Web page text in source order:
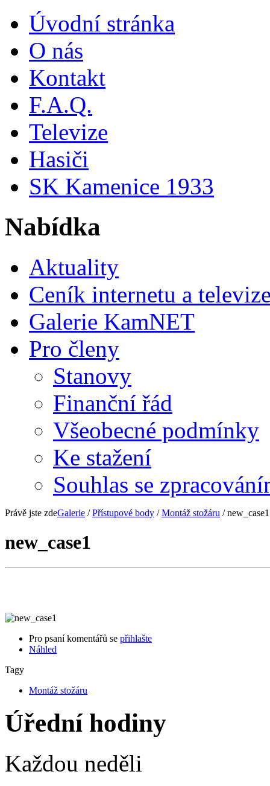
Úvodní stránka
O nás
Kontakt
F.A.Q.
Televize
Hasiči
SK Kamenice 1933
Nabídka
Aktuality
Ceník internetu a
Galerie KamNET
Pro členy
Stanovy
Finanční řád
Všeobecné podmínky
Ke stažení
Souhlas se
Právě jste zdeGalerie /Přístupové body /Montáž stožáru / new_case1
new_case1
Pro psaní komentářů se přihlašte
Náhled
Tagy
Montáž stožáru
Úřední hodiny
Každou neděli